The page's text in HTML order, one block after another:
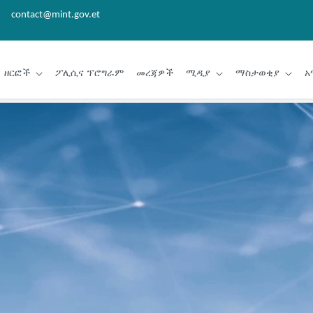
contact@mint.gov.et
ዘርፎች ፖሊሲና ፕሮግራም መረጃዎች ሚዲያ ማስታወቂያ